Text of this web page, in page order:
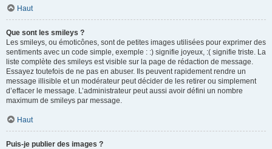
Haut
Que sont les smileys ?
Les smileys, ou émoticônes, sont de petites images utilisées pour exprimer des
sentiments avec un code simple, exemple : :) signifie joyeux, :( signifie triste. La
liste complète des smileys est visible sur la page de rédaction de message.
Essayez toutefois de ne pas en abuser. Ils peuvent rapidement rendre un
message illisible et un modérateur peut décider de les retirer ou simplement
d’effacer le message. L’administrateur peut aussi avoir défini un nombre
maximum de smileys par message.
Haut
Puis-je publier des images ?